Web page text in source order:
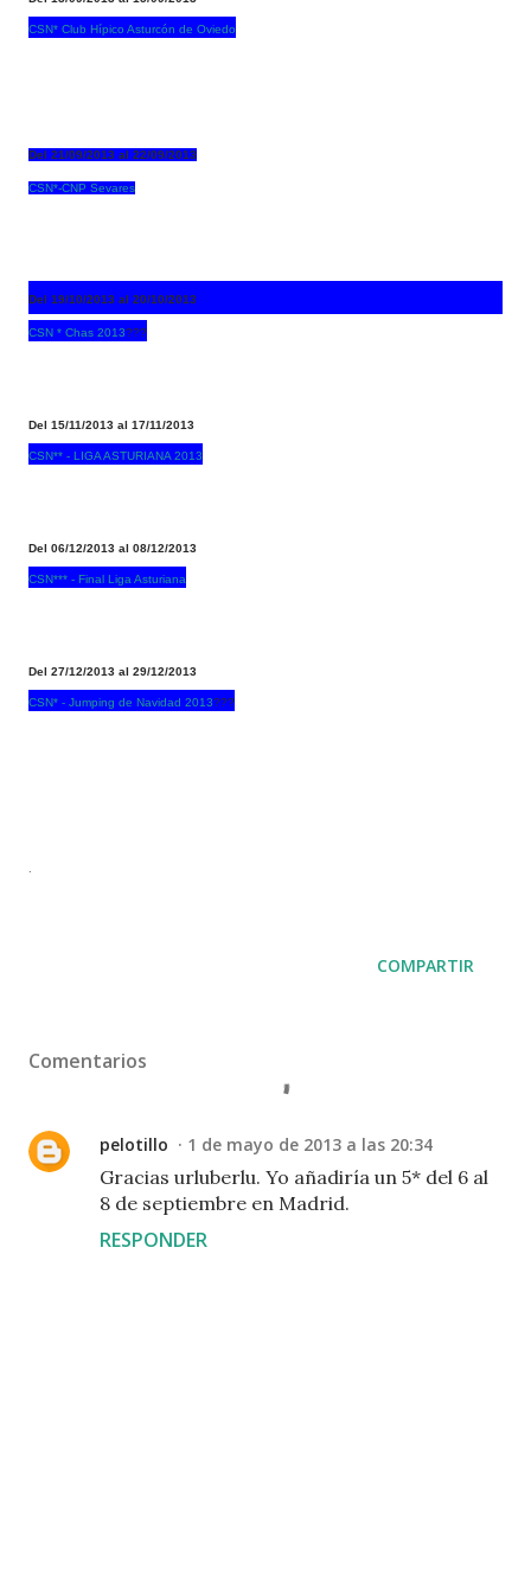
CSN* Club Hípico Asturcón de Oviedo
Del 21/09/2013 al 22/09/2013
CSN*-CNP Sevares
Del 19/10/2013 al 20/10/2013
CSN * Chas 2013???
Del 15/11/2013 al 17/11/2013
CSN** - LIGA ASTURIANA 2013
Del 06/12/2013 al 08/12/2013
CSN*** - Final Liga Asturiana
Del 27/12/2013 al 29/12/2013
CSN* - Jumping de Navidad 2013???
.
COMPARTIR
Comentarios
pelotillo 1 de mayo de 2013 a las 20:34
Gracias urluberlu. Yo añadiría un 5* del 6 al
8 de septiembre en Madrid.
RESPONDER